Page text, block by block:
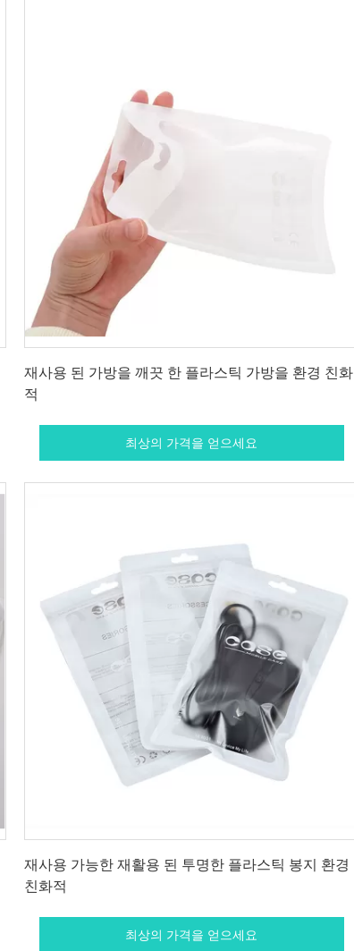
재사용 된 가방을 깨끗 한 플라스틱 가방을 환경 친화
적
최상의 가격을 얻으세요
재사용 가능한 재활용 된 투명한 플라스틱 봉지 환경
친화적
최상의 가격을 얻으세요